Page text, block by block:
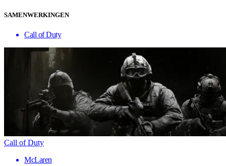
SAMENWERKINGEN
Call of Duty
Call of Duty
McLaren